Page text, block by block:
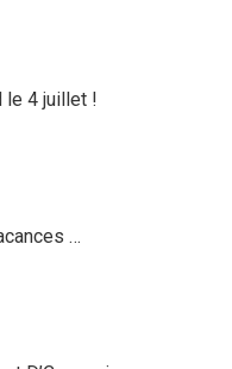
le 4 juillet !
…